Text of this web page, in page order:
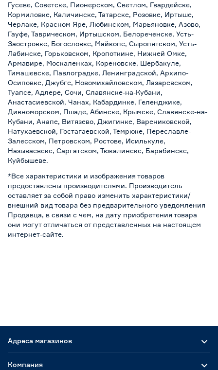
Гусеве, Советске, Пионерском, Светлом, Гвардейске,
Кормиловке, Каличинске, Татарске, Розовке, Иртыше,
Черлаке, Красном Яре, Любинском, Марьяновке, Азово,
Гауфе, Таврическом, Иртышском, Белореченске, Усть-
Заостровке, Богословке, Майкопе, Сыропятском, Усть-
Лабинске, Горьковском, Кропоткине, Нижней Омке,
Армавире, Москаленках, Кореновске, Шербакуле,
Тимашевске, Павлоградке, Ленинградской, Архипо-
Осиповке, Джубге, Новомихайловском, Лазаревском,
Туапсе, Адлере, Сочи, Славянске-на-Кубани,
Анастасиевской, Чанах, Кабардинке, Геленджике,
Дивноморском, Пшаде, Абинске, Крымске, Славянске-на-
Кубани, Анапе, Витязево, Джигинке, Варениковской,
Натухаевской, Гостагаевской, Темрюке, Переславле-
Залесском, Петровском, Ростове, Исилькуле,
Называевске, Саргатском, Тюкалинске, Барабинске,
Куйбышеве.
*Все характеристики и изображения товаров
предоставлены производителями. Производитель
оставляет за собой право изменить характеристики/
внешний вид товара без предварительного уведомления
Продавца, в связи с чем, на дату приобретения товара
они могут отличаться от представленных на настоящем
интернет-сайте.
Адреса магазинов
Компания